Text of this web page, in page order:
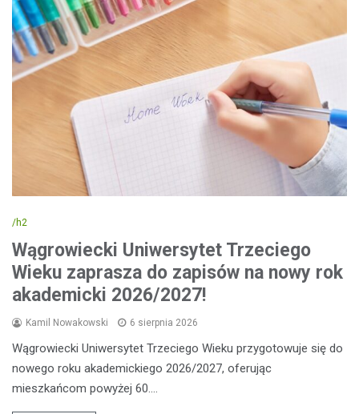
/h2
Wągrowiecki Uniwersytet Trzeciego
Wieku zaprasza do zapisów na nowy rok
akademicki 2026/2027!
Kamil Nowakowski 6 sierpnia 2026
Wągrowiecki Uniwersytet Trzeciego Wieku przygotowuje się do
nowego roku akademickiego 2026/2027, oferując
mieszkańcom powyżej 60.…